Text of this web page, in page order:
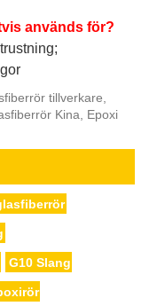
används för?
tillverkare,
Kina, Epoxi
G10 Slang